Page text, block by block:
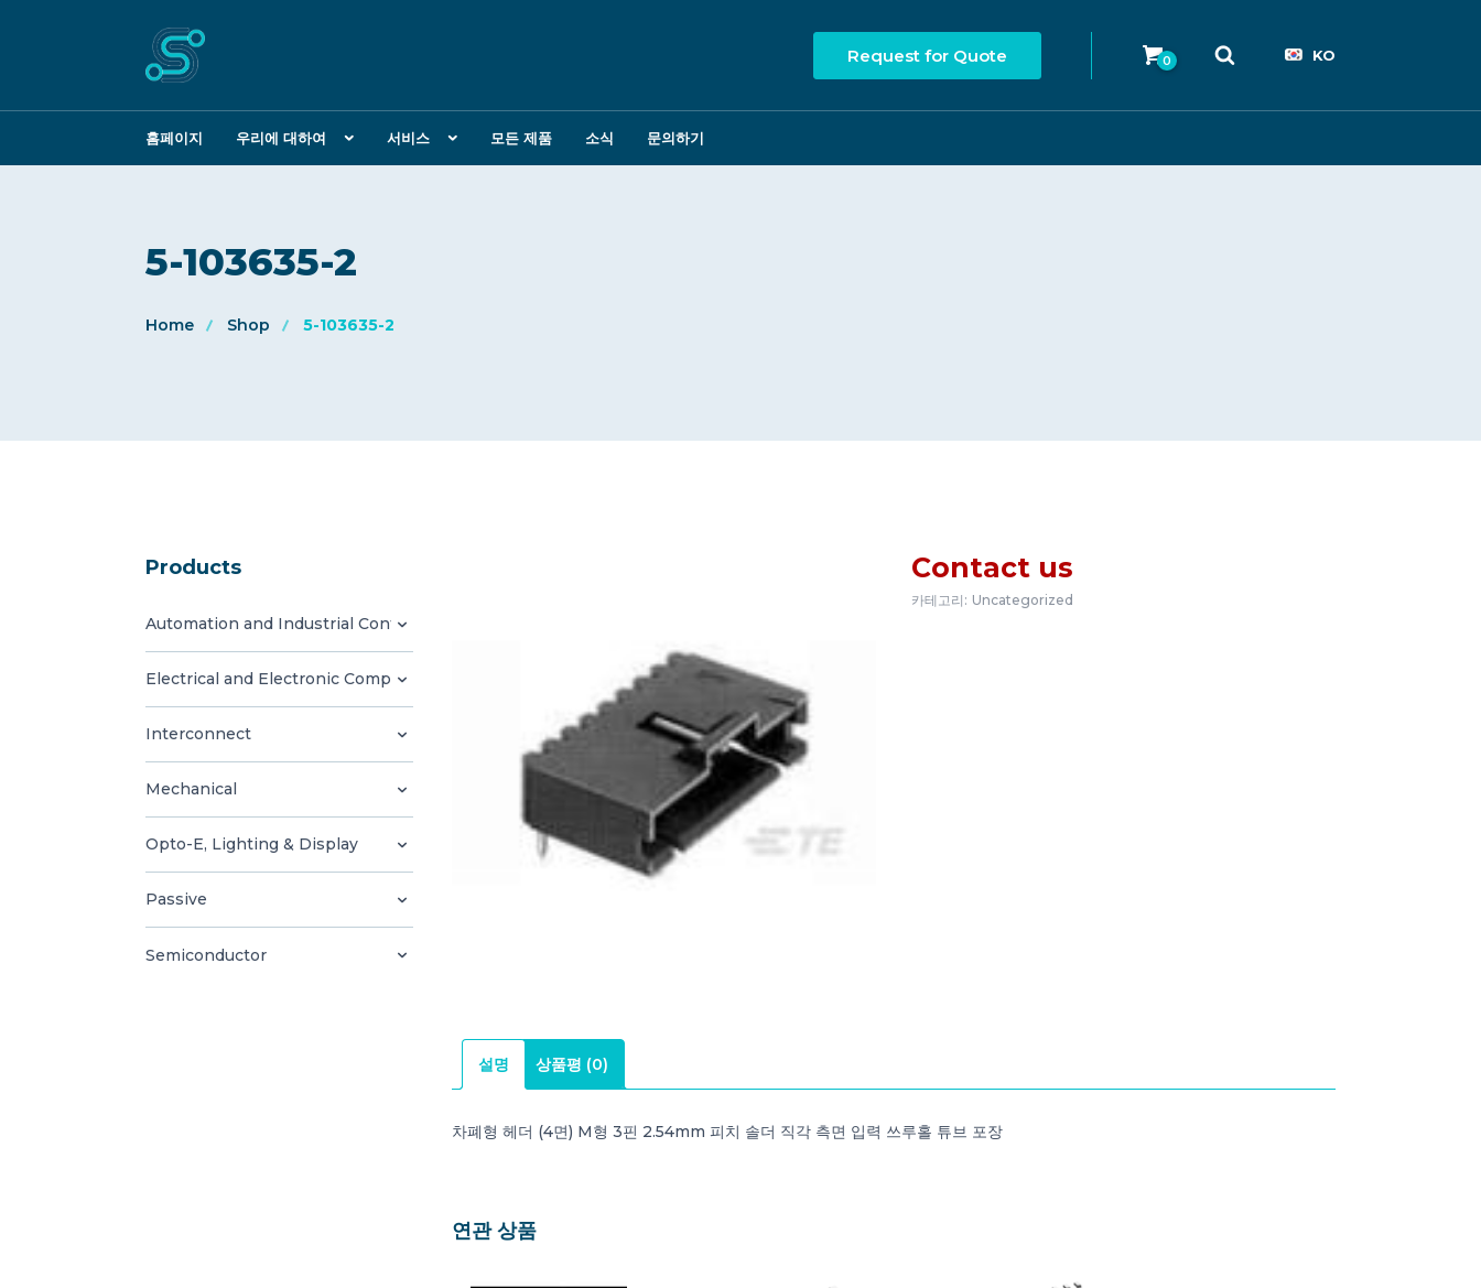
홈페이지 우리에 대하여 서비스 모든 제품 소식 문의하기
Request for Quote 0 KO
5-103635-2
Home Shop 5-103635-2
Products
Automation and Industrial Control
Electrical and Electronic Components
Interconnect
Mechanical
Opto-E, Lighting & Display
Passive
Semiconductor
Contact us
카테고리: Uncategorized
설명 상품평 (0)
차폐형 헤더 (4면) M형 3핀 2.54mm 피치 솔더 직각 측면 입력 쓰루홀 튜브 포장
연관 상품